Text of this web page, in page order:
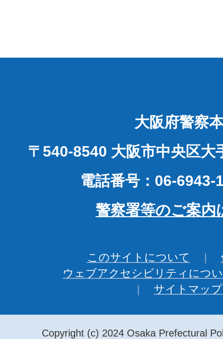
大阪府警察
〒540-8540 大阪市中央区大
電話番号：06-6943-
警察署等のご案内
このサイトについて
ウェブアクセシビリティにつ
サイトマップ
Copyright (c) 2024 Osaka Prefectural